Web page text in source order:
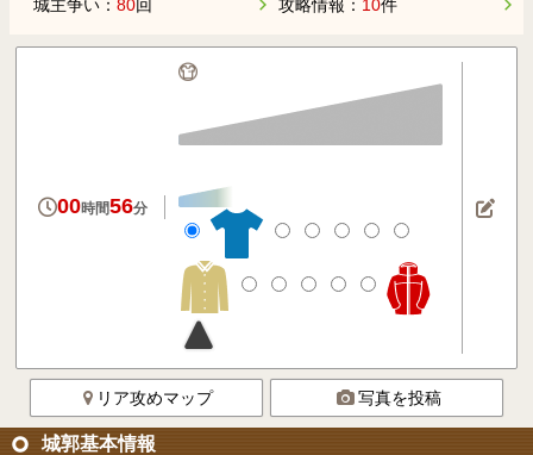
城主争い： 80回
攻略情報： 10件
00時間56分
リア攻めマップ 写真を投稿
城郭基本情報